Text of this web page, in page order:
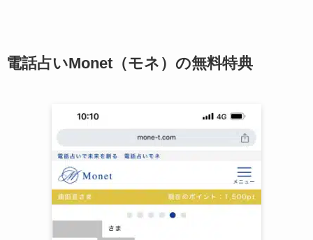
電話占いMonet（モネ）の無料特典